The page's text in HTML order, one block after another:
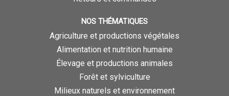
NOS THÉMATIQUES
Agriculture et productions végétales
Alimentation et nutrition humaine
Élevage et productions animales
Forêt et sylviculture
Milieux naturels et environnement